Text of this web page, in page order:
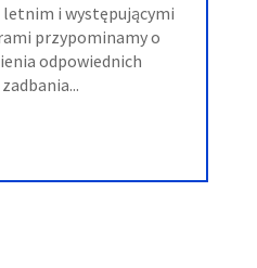
letnim i występującymi
przypominamy o
odpowiednich